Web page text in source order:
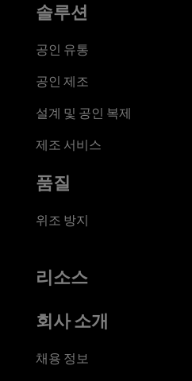
솔루션
공인 유통
공인 제조
설계 및 공인 복제
제조 서비스
품질
위조 방지
리소스
회사 소개
채용 정보